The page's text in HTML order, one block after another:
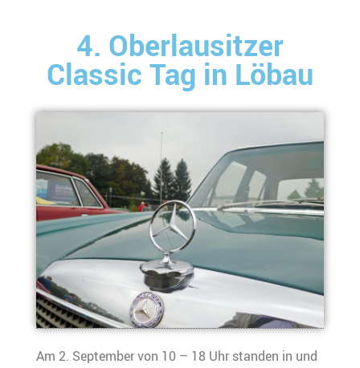
4. Oberlausitzer
Classic Tag in Löbau
Am 2. September von 10 – 18 Uhr standen in und